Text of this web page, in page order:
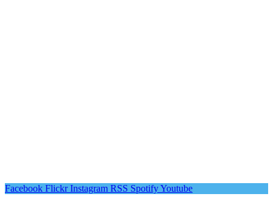
Facebook Flickr Instagram RSS SpotifyYoutube